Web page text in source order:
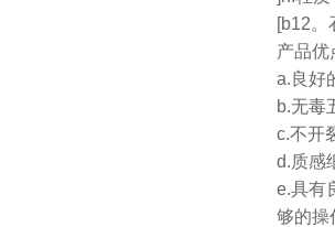
[b12。
产品优
a.良好
b.无毒
c.不开
d.质感
e.具有
够的操